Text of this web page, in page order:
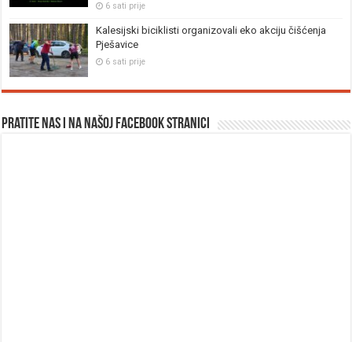
6 sati prije
Kalesijski biciklisti organizovali eko akciju čišćenja
Pješavice
6 sati prije
Pratite nas i na našoj facebook stranici